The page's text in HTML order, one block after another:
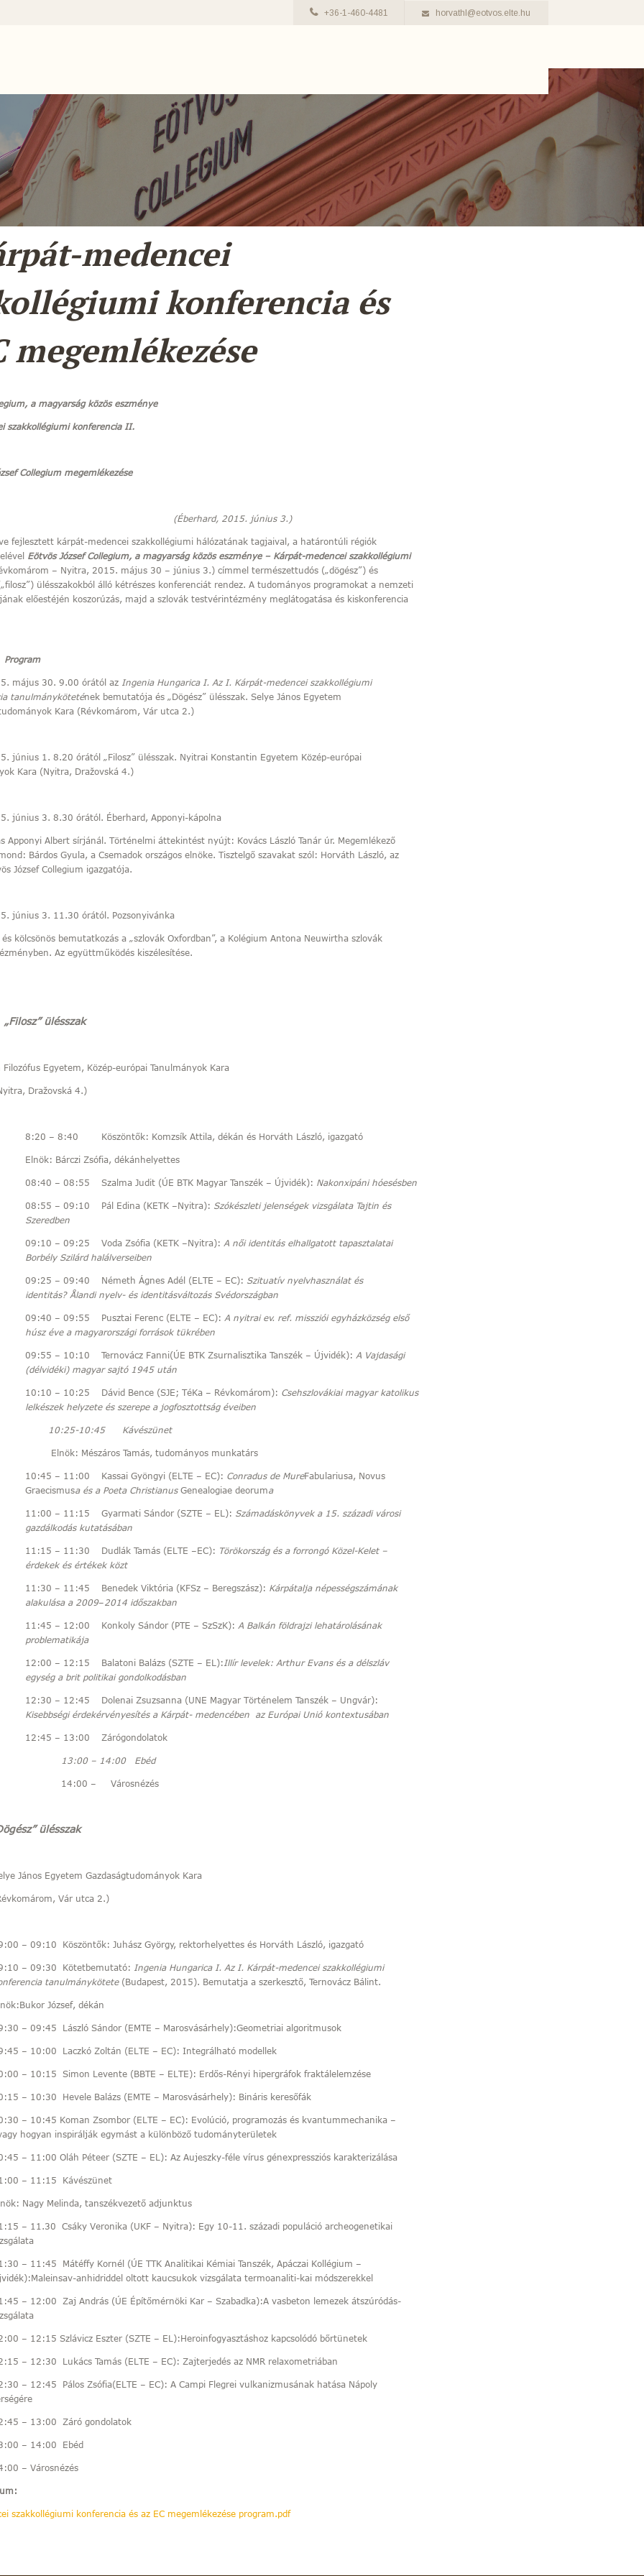
+36-1-460-4481 horvathl@eotvos.elte.hu
medencei
konferencia és
megemlékezése
a magyarság közös eszménye
szakkollégiumi konferencia II.
Collegium megemlékezése
2015. június 3.)
fejlesztett kárpát-medencei szakkollégiumi hálózatának tagjaival, a határontúli régiók
Eötvös József Collegium, a magyarság közös eszménye – Kárpát-medencei szakkollégiumi
– Nyitra, 2015. május 30 – június 3.) címmel természettudós („dögész”) és
ülésszakokból álló kétrészes konferenciát rendez. A tudományos programokat a nemzeti
előestéjén koszorúzás, majd a szlovák testvérintézmény meglátogatása és kiskonferencia
Program
30. 9.00 órától az Ingenia Hungarica I. Az I. Kárpát-medencei szakkollégiumi
tanulmánykötetének bemutatója és „Dögész” ülésszak. Selye János Egyetem
Kara (Révkomárom, Vár utca 2.)
1. 8.20 órától „Filosz” ülésszak. Nyitrai Konstantin Egyetem Közép-európai
Kara (Nyitra, Dražovská 4.)
3. 8.30 órától. Éberhard, Apponyi-kápolna
Apponyi Albert sírjánál. Történelmi áttekintést nyújt: Kovács László Tanár úr. Megemlékező
Bárdos Gyula, a Csemadok országos elnöke. Tisztelgő szavakat szól: Horváth László, az
József Collegium igazgatója.
3. 11.30 órától. Pozsonyivánka
kölcsönös bemutatkozás a „szlovák Oxfordban”, a Kolégium Antona Neuwirtha szlovák
Az együttműködés kiszélesítése.
„Filosz” ülésszak
Egyetem, Közép-európai Tanulmányok Kara
Dražovská 4.)
8:20 – 8:40 Köszöntők: Komzsík Attila, dékán és Horváth László, igazgató
Elnök: Bárczi Zsófia, dékánhelyettes
08:40 – 08:55 Szalma Judit (ÚE BTK Magyar Tanszék – Újvidék): Nakonxipáni hóesésben
08:55 – 09:10 Pál Edina (KETK –Nyitra): Szókészleti jelenségek vizsgálata Tajtin és
Szeredben
09:10 – 09:25 Voda Zsófia (KETK –Nyitra): A női identitás elhallgatott tapasztalatai
Borbély Szilárd halálverseiben
09:25 – 09:40 Németh Ágnes Adél (ELTE – EC): Szituatív nyelvhasználat és
identitás? Ålandi nyelv- és identitásváltozás Svédországban
09:40 – 09:55 Pusztai Ferenc (ELTE – EC): A nyitrai ev. ref. missziói egyházközség első
húsz éve a magyarországi források tükrében
09:55 – 10:10 Ternovácz Fanni(ÚE BTK Zsurnalisztika Tanszék – Újvidék): A Vajdasági
(délvidéki) magyar sajtó 1945 után
10:10 – 10:25 Dávid Bence (SJE; TéKa – Révkomárom): Csehszlovákiai magyar katolikus
lelkészek helyzete és szerepe a jogfosztottság éveiben
10:45 Kávészünet
Tamás, tudományos munkatárs
10:45 – 11:00 Kassai Gyöngyi (ELTE – EC): Conradus de MureFabulariusa, Novus
Graecismusa és a Poeta ChristianusGenealogiae deoruma
11:00 – 11:15 Gyarmati Sándor (SZTE – EL): Számadáskönyvek a 15. századi városi
gazdálkodás kutatásában
11:15 – 11:30 Dudlák Tamás (ELTE –EC): Törökország és a forrongó Közel-Kelet –
érdekek és értékek közt
11:30 – 11:45 Benedek Viktória (KFSz – Beregszász): Kárpátalja népességszámának
alakulása a 2009–2014 időszakban
11:45 – 12:00 Konkoly Sándor (PTE – SzSzK): A Balkán földrajzi lehatárolásának
problematikája
12:00 – 12:15 Balatoni Balázs (SZTE – EL):Illír levelek: Arthur Evans és a délszláv
egység a brit politikai gondolkodásban
12:30 – 12:45 Dolenai Zsuzsanna (UNE Magyar Történelem Tanszék – Ungvár):
Kisebbségi érdekérvényesítés a Kárpát- medencében az Európai Unió kontextusában
12:45 – 13:00 Zárógondolatok
14:00 Ebéd
Városnézés
ülésszak
János Egyetem Gazdaságtudományok Kara
Vár utca 2.)
– 09:10 Köszöntők: Juhász György, rektorhelyettes és Horváth László, igazgató
– 09:30 Kötetbemutató: Ingenia Hungarica I. Az I. Kárpát-medencei szakkollégiumi
tanulmánykötete(Budapest, 2015). Bemutatja a szerkesztő, Ternovácz Bálint.
József, dékán
– 09:45 László Sándor (EMTE – Marosvásárhely):Geometriai algoritmusok
– 10:00 Laczkó Zoltán (ELTE – EC): Integrálható modellek
– 10:15 Simon Levente (BBTE – ELTE): Erdős-Rényi hipergráfok fraktálelemzése
– 10:30 Hevele Balázs (EMTE – Marosvásárhely): Bináris keresőfák
– 10:45 Koman Zsombor (ELTE – EC): Evolúció, programozás és kvantummechanika –
hogyan inspirálják egymást a különböző tudományterületek
– 11:00 Oláh Péteer (SZTE – EL): Az Aujeszky-féle vírus génexpressziós karakterizálása
– 11:15 Kávészünet
Nagy Melinda, tanszékvezető adjunktus
– 11.30 Csáky Veronika (UKF – Nyitra): Egy 10-11. századi populáció archeogenetikai
– 11:45 Mátéffy Kornél (ÚE TTK Analitikai Kémiai Tanszék, Apáczai Kollégium –
anhidriddel oltott kaucsukok vizsgálata termoanaliti-kai módszerekkel
– 12:00 Zaj András (ÚE Építőmérnöki Kar – Szabadka):A vasbeton lemezek átszúródás-
– 12:15 Szlávicz Eszter (SZTE – EL):Heroinfogyasztáshoz kapcsolódó bőrtünetek
– 12:30 Lukács Tamás (ELTE – EC): Zajterjedés az NMR relaxometriában
– 12:45 Pálos Zsófia(ELTE – EC): A Campi Flegrei vulkanizmusának hatása Nápoly
– 13:00 Záró gondolatok
– 14:00 Ebéd
– Városnézés
szakkollégiumi konferencia és az EC megemlékezése program.pdf